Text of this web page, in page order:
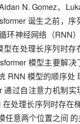
N. Gomez、
诞生之前，
环神经网络（RNN
型在处理长序列时存
模型主要解
RNN 模型的顺序处
过自注意力机制实
处理长序列时存在
任意两个位置之间